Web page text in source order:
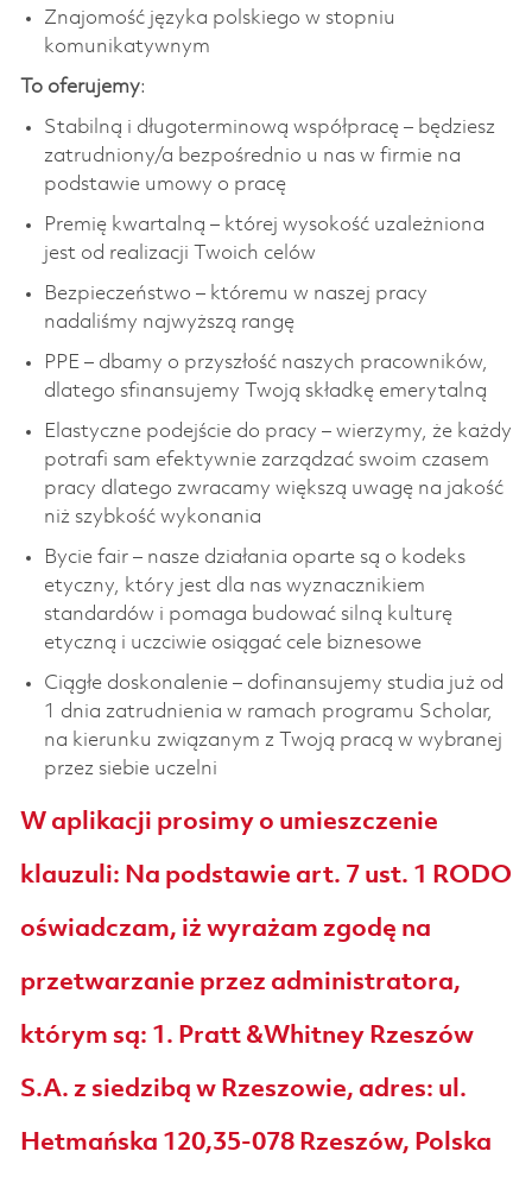
Znajomość języka polskiego w stopniu
komunikatywnym
To oferujemy:
Stabilną i długoterminową współpracę – będziesz
zatrudniony/a bezpośrednio u nas w firmie na
podstawie umowy o pracę
Premię kwartalną – której wysokość uzależniona
jest od realizacji Twoich celów
Bezpieczeństwo – któremu w naszej pracy
nadaliśmy najwyższą rangę
PPE – dbamy o przyszłość naszych pracowników,
dlatego sfinansujemy Twoją składkę emerytalną
Elastyczne podejście do pracy – wierzymy, że każdy
potrafi sam efektywnie zarządzać swoim czasem
pracy dlatego zwracamy większą uwagę na jakość
niż szybkość wykonania
Bycie fair – nasze działania oparte są o kodeks
etyczny, który jest dla nas wyznacznikiem
standardów i pomaga budować silną kulturę
etyczną i uczciwie osiągać cele biznesowe
Ciągłe doskonalenie – dofinansujemy studia już od
1 dnia zatrudnienia w ramach programu Scholar,
na kierunku związanym z Twoją pracą w wybranej
przez siebie uczelni
W aplikacji prosimy o umieszczenie
klauzuli: Na podstawie art. 7 ust. 1 RODO
oświadczam, iż wyrażam zgodę na
przetwarzanie przez administratora,
którym są: 1. Pratt &Whitney Rzeszów
S.A. z siedzibą w Rzeszowie, adres: ul.
Hetmańska 120,35-078 Rzeszów, Polska